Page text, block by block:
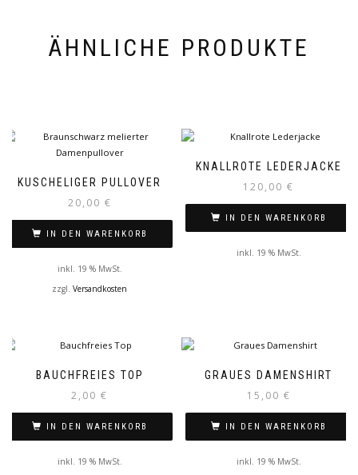
ÄHNLICHE PRODUKTE
KUSCHELIGER PULLOVER
20,00 €
IN DEN WARENKORB
inkl. 19 % MwSt.
zzgl. Versandkosten
KNALLROTE LEDERJACKE
120,00 €
IN DEN WARENKORB
inkl. 19 % MwSt.
BAUCHFREIES TOP
2,00 €
IN DEN WARENKORB
inkl. 19 % MwSt.
GRAUES DAMENSHIRT
15,00 €
IN DEN WARENKORB
inkl. 19 % MwSt.